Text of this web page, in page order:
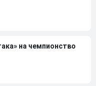
на чемпионство